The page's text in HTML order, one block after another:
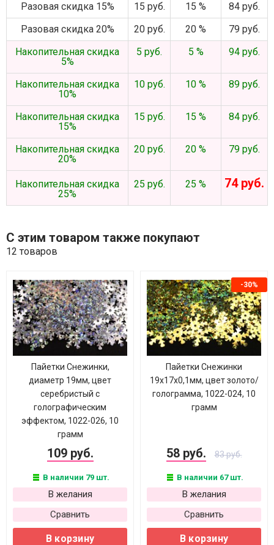
Разовая скидка 15%
15 руб. 15 %
84 руб.
Разовая скидка 20%
20 руб. 20 %
79 руб.
Накопительная скидка
5%
5 руб. 5 % 94 руб.
Накопительная скидка
10%
10 руб. 10 % 89 руб.
Накопительная скидка
15%
15 руб. 15 % 84 руб.
Накопительная скидка
20%
20 руб. 20 % 79 руб.
Накопительная скидка
25%
25 руб. 25 % 74 руб.
С этим товаром также покупают
12 товаров
Пайетки Снежинки,
диаметр 19мм, цвет
серебристый с
голографическим
эффектом, 1022-026, 10
грамм
109 руб.
В наличии 79 шт.
В желания
Сравнить
В корзину
-30%
Пайетки Снежинки
19х17х0,1мм, цвет золото/
голограмма, 1022-024, 10
грамм
58 руб. 83 руб.
В наличии 67 шт.
В желания
Сравнить
В корзину